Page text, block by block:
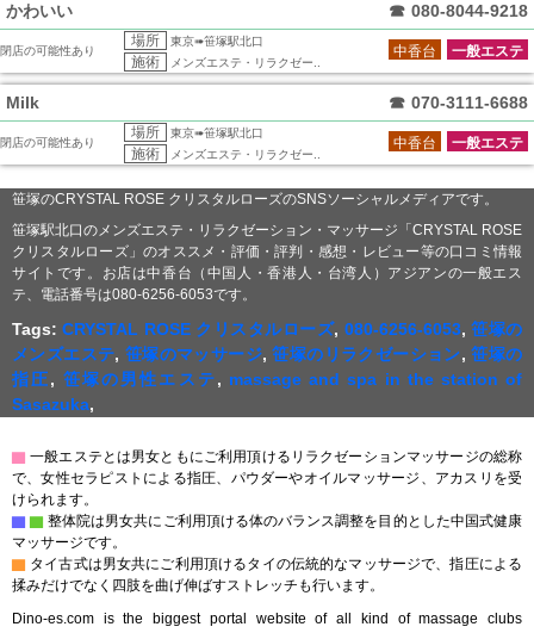
かわいい ☎ 080-8044-9218
閉店の可能性あり
場所 東京➠笹塚駅北口
施術 メンズエステ・リラクゼー..
一般エステ
中香台
Milk ☎ 070-3111-6688
閉店の可能性あり
場所 東京➠笹塚駅北口
施術 メンズエステ・リラクゼー..
一般エステ
中香台
笹塚のCRYSTAL ROSE クリスタルローズのSNSソーシャルメディアです。
笹塚駅北口のメンズエステ・リラクゼーション・マッサージ「CRYSTAL ROSE
クリスタルローズ」のオススメ・評価・評判・感想・レビュー等の口コミ情報
サイトです。お店は中香台（中国人・香港人・台湾人）アジアンの一般エス
テ、電話番号は080-6256-6053です。
Tags:CRYSTAL ROSE クリスタルローズ, 080-6256-6053,笹塚の
メンズエステ, 笹塚のマッサージ,笹塚のリラクゼーション,笹塚の
指圧, 笹塚の男性エステ, massage and spa in the station of
Sasazuka,
▇ 一般エステとは男女ともにご利用頂けるリラクゼーションマッサージの総称
で、女性セラピストによる指圧、パウダーやオイルマッサージ、アカスリを受
けられます。
▇ ▇ 整体院は男女共にご利用頂ける体のバランス調整を目的とした中国式健康
マッサージです。
▇ タイ古式は男女共にご利用頂けるタイの伝統的なマッサージで、指圧による
揉みだけでなく四肢を曲げ伸ばすストレッチも行います。
Dino-es.com is the biggest portal website of all kind of massage clubs